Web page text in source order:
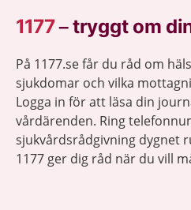
1177–tryggt om
På 1177.se får du råd om
sjukdomar och vilka
Logga in för att läsa din
vårdärenden. Ring
sjukvårdsrådgivning dygnet
1177 ger dig råd när du vill